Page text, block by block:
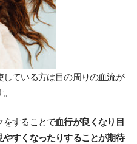
ている方は目の周りの血流が
をすることで血行が良くなり目
すくなったりすることが期待